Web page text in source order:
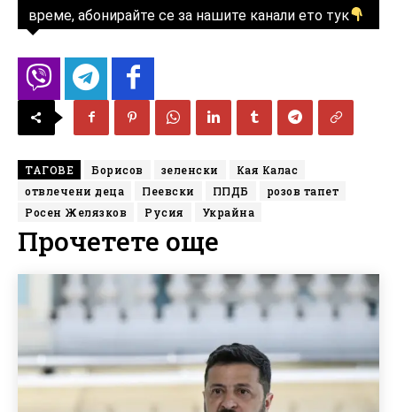
време, абонирайте се за нашите канали ето тук
ТАГОВЕ Борисов зеленски
Кая Калас
отвлечени деца
Пеевски ППДБ
розов тапет
Росен Желязков
Русия Украйна
Прочетете още